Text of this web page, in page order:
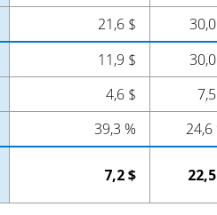
21,6 $
11,9 $
4,6 $
39,3 %
24,6
7,2 $